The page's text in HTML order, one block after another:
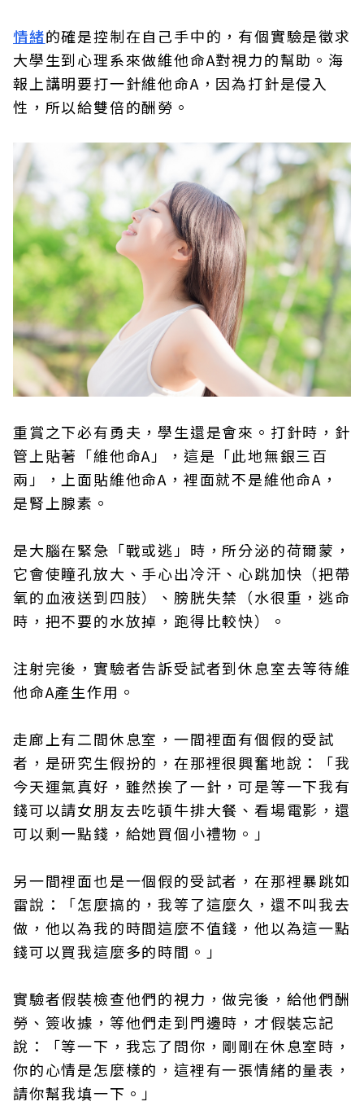
情緒的確是控制在自己手中的，有個實驗是徵求
大學生到心理系來做維他命A對視力的幫助。海
報上講明要打一針維他命A，因為打針是侵入
性，所以給雙倍的酬勞。
重賞之下必有勇夫，學生還是會來。打針時，針
管上貼著「維他命A」，這是「此地無銀三百
兩」，上面貼維他命A，裡面就不是維他命A，
是腎上腺素。
是大腦在緊急「戰或逃」時，所分泌的荷爾蒙，
它會使瞳孔放大、手心出冷汗、心跳加快（把帶
氧的血液送到四肢）、膀胱失禁（水很重，逃命
時，把不要的水放掉，跑得比較快）。
注射完後，實驗者告訴受試者到休息室去等待維
他命A產生作用。
走廊上有二間休息室，一間裡面有個假的受試
者，是研究生假扮的，在那裡很興奮地說：「我
今天運氣真好，雖然挨了一針，可是等一下我有
錢可以請女朋友去吃頓牛排大餐、看場電影，還
可以剩一點錢，給她買個小禮物。」
另一間裡面也是一個假的受試者，在那裡暴跳如
雷說：「怎麼搞的，我等了這麼久，還不叫我去
做，他以為我的時間這麼不值錢，他以為這一點
錢可以買我這麼多的時間。」
實驗者假裝檢查他們的視力，做完後，給他們酬
勞、簽收據，等他們走到門邊時，才假裝忘記
說：「等一下，我忘了問你，剛剛在休息室時，
你的心情是怎麼樣的，這裡有一張情緒的量表，
請你幫我填一下。」